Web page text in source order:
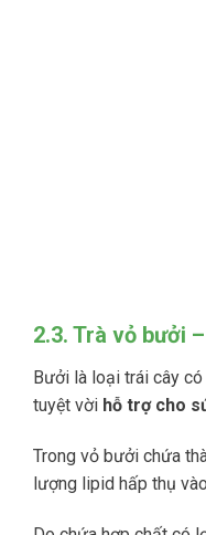
2.3. Trà vỏ bưởi
Bưởi là loại trái cây
tuyệt vời hỗ trợ cho
Trong vỏ bưởi chứa
lượng lipid hấp thụ